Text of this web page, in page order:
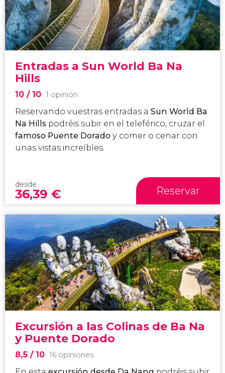
Entradas a Sun World Ba Na
Hills
10 / 10 1 opinión
Reservando vuestras entradas a Sun World Ba
Na Hills podréis subir en el teleférico, cruzar el
famoso Puente Dorado y comer o cenar con
unas vistas increíbles.
desde
36,39 € Reservar
Excursión a las Colinas de Ba Na
y Puente Dorado
8,5 / 10 16 opiniones